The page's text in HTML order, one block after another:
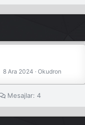
8 Ara 2024 Okudron
Mesajlar 4